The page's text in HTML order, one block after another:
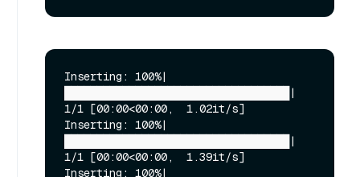
Inserting: 100%|
███████████████████████████████████|
1/1 [00:00<00:00,  1.02it/s]
Inserting: 100%|
███████████████████████████████████|
1/1 [00:00<00:00,  1.39it/s]
Inserting: 100%|